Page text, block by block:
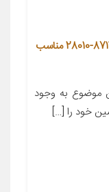
فیلتر کابین خودرو جنیون پارتس مدل 87139-28010 مناسب
موضوع به وجود
خود را […]